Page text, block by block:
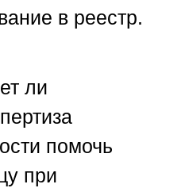
в реестр.
ли
помочь
при